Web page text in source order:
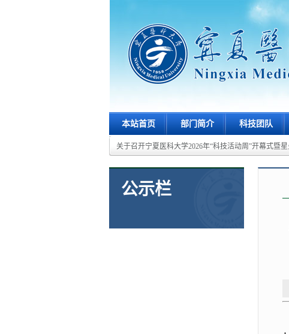
本站首页 部门简介 科技团队
关于召开宁夏医科大学2026年“科技活动周”开幕式暨
公示栏